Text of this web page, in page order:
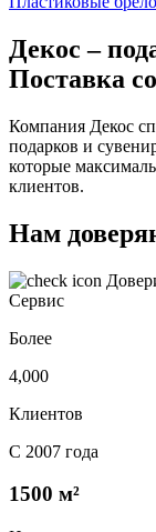
Декос –
Поставка
Компания Декос
подарков и
которые
клиентов.
Нам
Сервис
Более
4,000
Клиентов
С 2007 года
1500 м²